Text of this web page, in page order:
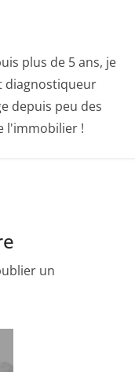
plus de 5 ans, je
diagnostiqueur
depuis peu des
l'immobilier !
un